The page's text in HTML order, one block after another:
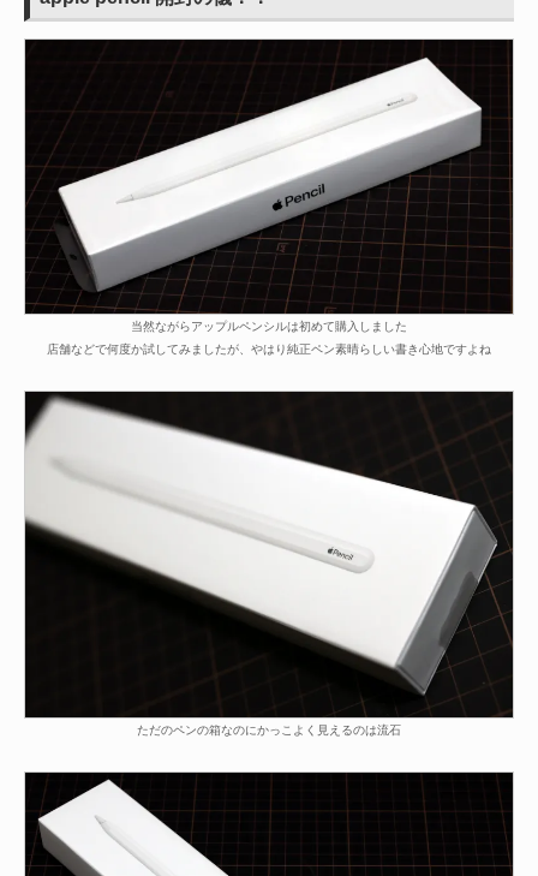
当然ながらアップルペンシルは初めて購入しました
店舗などで何度か試してみましたが、やはり純正ペン素晴らしい書き心地ですよね
ただのペンの箱なのにかっこよく見えるのは流石